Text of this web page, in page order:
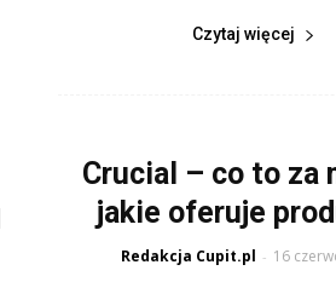
Czytaj więcej
Crucial – co to za
jakie oferuje
Redakcja Cupit.pl - 16